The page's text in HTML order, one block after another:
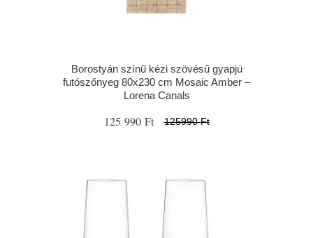
Borostyán színű kézi szövésű gyapjú
futószőnyeg 80x230 cm Mosaic Amber –
Lorena Canals
125 990 Ft 125990 Ft